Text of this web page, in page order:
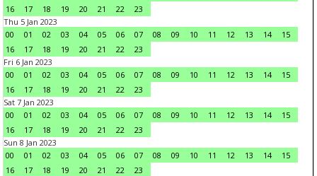
16
17 18 19 20 21 22
23
Thu 5 Jan 2023
00
01 02 03 04 05 06 07 08 09 10 11 12 13 14
15
16
17 18 19 20 21 22
23
Fri 6 Jan 2023
00
01 02 03 04 05 06 07 08 09 10 11 12 13 14
15
16
17 18 19 20 21 22
23
Sat 7 Jan 2023
00
01 02 03 04 05 06 07 08 09 10 11 12 13 14
15
16
17 18 19 20 21 22
23
Sun 8 Jan 2023
00
01 02 03 04 05 06 07 08 09 10 11 12 13 14
15
16
17 18 19 20 21 22
23